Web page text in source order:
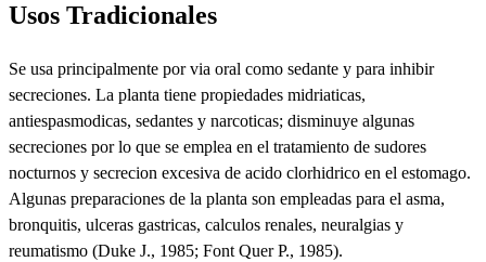
Usos Tradicionales
Se usa principalmente por via oral como sedante y para inhibir
secreciones. La planta tiene propiedades midriaticas,
antiespasmodicas, sedantes y narcoticas; disminuye algunas
secreciones por lo que se emplea en el tratamiento de sudores
nocturnos y secrecion excesiva de acido clorhidrico en el estomago.
Algunas preparaciones de la planta son empleadas para el asma,
bronquitis, ulceras gastricas, calculos renales, neuralgias y
reumatismo (Duke J., 1985; Font Quer P., 1985).